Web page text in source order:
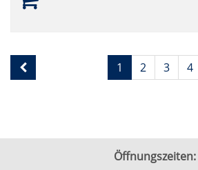
Seite
1
Seiten
blättern
1 2 3 4
Öffnungszeiten: